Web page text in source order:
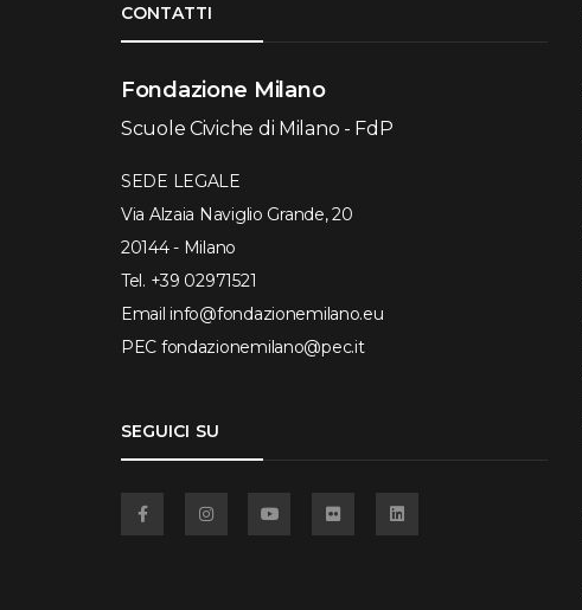
CONTATTI
Fondazione Milano
Scuole Civiche di Milano - FdP
SEDE LEGALE
Via Alzaia Naviglio Grande, 20
20144 - Milano
Tel. +39 02971521
Email info@fondazionemilano.eu
PEC fondazionemilano@pec.it
SEGUICI SU